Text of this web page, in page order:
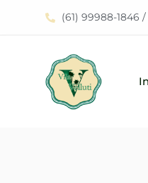
(61) 99988-1846